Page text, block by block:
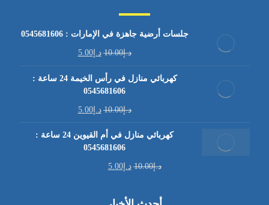
جلسات أرضية جاهزة في الإمارات : 0545681606
د.إ10.00 د.إ5.00
كهربائي منازل في رأس الخيمة 24 ساعة :
0545681606
د.إ10.00 د.إ5.00
كهربائي منازل في أم القيوين 24 ساعة :
0545681606
د.إ10.00 د.إ5.00